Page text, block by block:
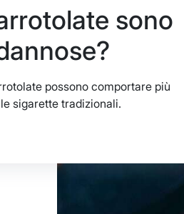
sono
possono comportare più
sigarette tradizionali.